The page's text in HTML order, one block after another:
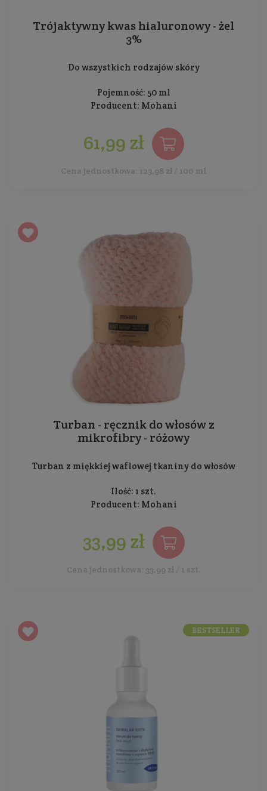
Trójaktywny kwas hialuronowy - żel
3%
Do wszystkich rodzajów skóry
Pojemność: 50 ml
Producent: Mohani
61,99 zł
Cena jednostkowa: 123,98 zł / 100 ml
Turban - ręcznik do włosów z
mikrofibry - różowy
Turban z miękkiej waflowej tkaniny do włosów
Ilość: 1 szt.
Producent: Mohani
33,99 zł
Cena jednostkowa: 33,99 zł / 1 szt.
BESTSELLER